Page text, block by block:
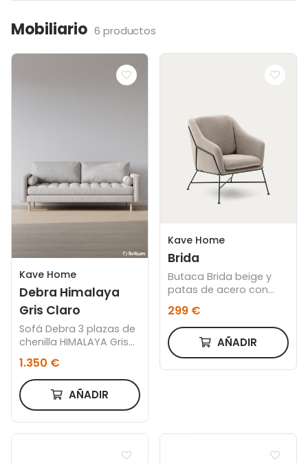
Mobiliario 6 productos
Kave Home
Debra Himalaya
Gris Claro
Sofá Debra 3 plazas de
chenilla HIMALAYA Gris
Claro y patas con
acabado natural 222
cm
1.350 €
AÑADIR
Kave Home
Brida
Butaca Brida beige y
patas de acero con
299 €
AÑADIR